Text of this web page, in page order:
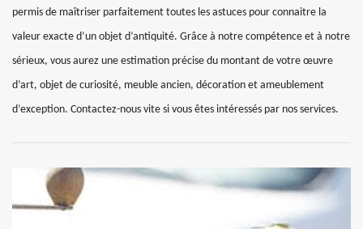
permis de maîtriser parfaitement toutes les astuces pour connaitre la
valeur exacte d’un objet d’antiquité. Grâce à notre compétence et à notre
sérieux, vous aurez une estimation précise du montant de votre œuvre
d’art, objet de curiosité, meuble ancien, décoration et ameublement
d’exception. Contactez-nous vite si vous êtes intéressés par nos services.